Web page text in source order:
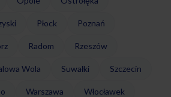
Płock Poznań
Radom Rzeszów
Wola Suwałki Szczecin
Warszawa Włocławek